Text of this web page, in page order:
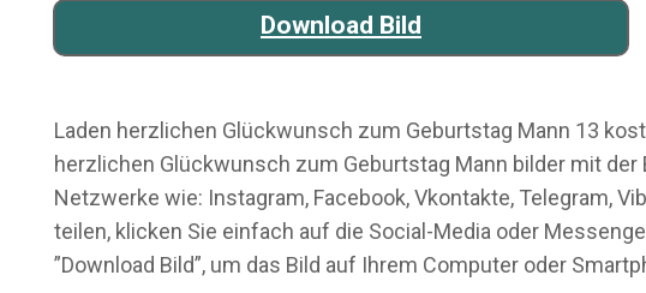
Download Bild
Laden herzlichen Glückwunsch zum Geburtstag Mann 13
herzlichen Glückwunsch zum Geburtstag Mann bilder mit
Netzwerke wie: Instagram, Facebook, Vkontakte, Telegram,
teilen, klicken Sie einfach auf die Social-Media oder
”Download Bild”, um das Bild auf Ihrem Computer oder